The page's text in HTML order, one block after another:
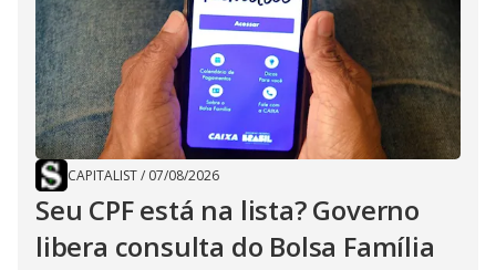
CAPITALIST/ 07/08/2026
Seu CPF está na lista? Governo
libera consulta do Bolsa Família